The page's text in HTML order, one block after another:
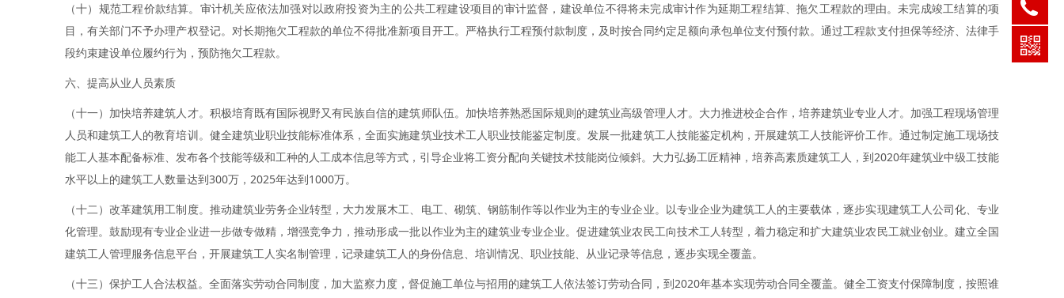
（十）规范工程价款结算。审计机关应依法加强对以政府投资为主的公共工程建设项目的审计监督，建设单位不得将未完成审计作为延期工程结算、拖欠工程款的理由。未完成竣工结算的项
目，有关部门不予办理产权登记。对长期拖欠工程款的单位不得批准新项目开工。严格执行工程预付款制度，及时按合同约定足额向承包单位支付预付款。通过工程款支付担保等经济、法律手
段约束建设单位履约行为，预防拖欠工程款。
六、提高从业人员素质
（十一）加快培养建筑人才。积极培育既有国际视野又有民族自信的建筑师队伍。加快培养熟悉国际规则的建筑业高级管理人才。大力推进校企合作，培养建筑业专业人才。加强工程现场管理
人员和建筑工人的教育培训。健全建筑业职业技能标准体系，全面实施建筑业技术工人职业技能鉴定制度。发展一批建筑工人技能鉴定机构，开展建筑工人技能评价工作。通过制定施工现场技
能工人基本配备标准、发布各个技能等级和工种的人工成本信息等方式，引导企业将工资分配向关键技术技能岗位倾斜。大力弘扬工匠精神，培养高素质建筑工人，到2020年建筑业中级工技能
水平以上的建筑工人数量达到300万，2025年达到1000万。
（十二）改革建筑用工制度。推动建筑业劳务企业转型，大力发展木工、电工、砌筑、钢筋制作等以作业为主的专业企业。以专业企业为建筑工人的主要载体，逐步实现建筑工人公司化、专业
化管理。鼓励现有专业企业进一步做专做精，增强竞争力，推动形成一批以作业为主的建筑业专业企业。促进建筑业农民工向技术工人转型，着力稳定和扩大建筑业农民工就业创业。建立全国
建筑工人管理服务信息平台，开展建筑工人实名制管理，记录建筑工人的身份信息、培训情况、职业技能、从业记录等信息，逐步实现全覆盖。
（十三）保护工人合法权益。全面落实劳动合同制度，加大监察力度，督促施工单位与招用的建筑工人依法签订劳动合同，到2020年基本实现劳动合同全覆盖。健全工资支付保障制度，按照谁